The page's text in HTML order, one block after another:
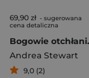
69,90 zł - sugerowana
cena detaliczna
Andrea Stewart
9,0 (2)